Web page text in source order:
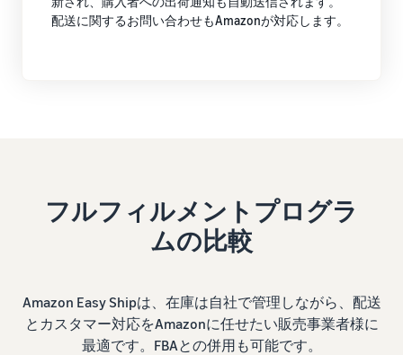
配送に関するお問い合わせもAmazonが対応します。
フルフィルメントプログラ
ムの比較
Amazon Easy Shipは、在庫は自社で管理しながら、配送
とカスタマー対応をAmazonに任せたい販売事業者様に
最適です。FBAとの併用も可能です。